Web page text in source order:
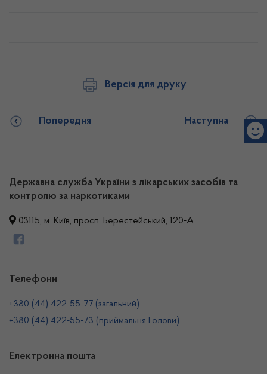
Версія для друку
Попередня Наступна
Державна служба України з лікарських засобів та
контролю за наркотиками
03115, м. Київ, просп. Берестейський, 120-А
Телефони
+380 (44) 422-55-77 (загальний)
+380 (44) 422-55-73 (приймальня Голови)
Електронна пошта